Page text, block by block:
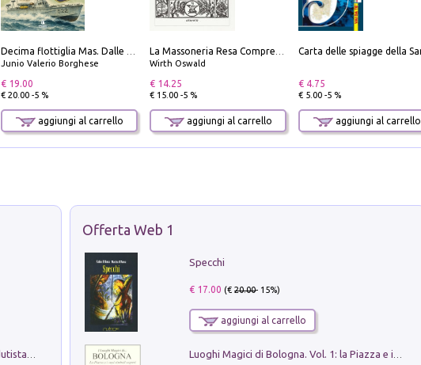
Decima flottiglia Mas. Dalle origini all'armistizio
Junio Valerio Borghese
€ 19.00
€ 20.00 -5 %
aggiungi al carrello
La Massoneria Resa Comprensibile ai Suoi Adepti. Vol. 3: il Maestro.
Wirth Oswald
€ 14.25
€ 15.00 -5 %
aggiungi al carrello
€ 4.75
€ 5.00 -5 %
aggiungi al carrello
Pietro Bellotti Detto Canaletty. Un Vedutista Veneziano nella Francia dell'Ancien Régime
Offerta Web 1
Specchi
€ 17.00 (€20.00- 15%)
aggiungi al carrello
Luoghi Magici di Bologna. Vol. 1: la Piazza e i Suoi Simboli Segreti